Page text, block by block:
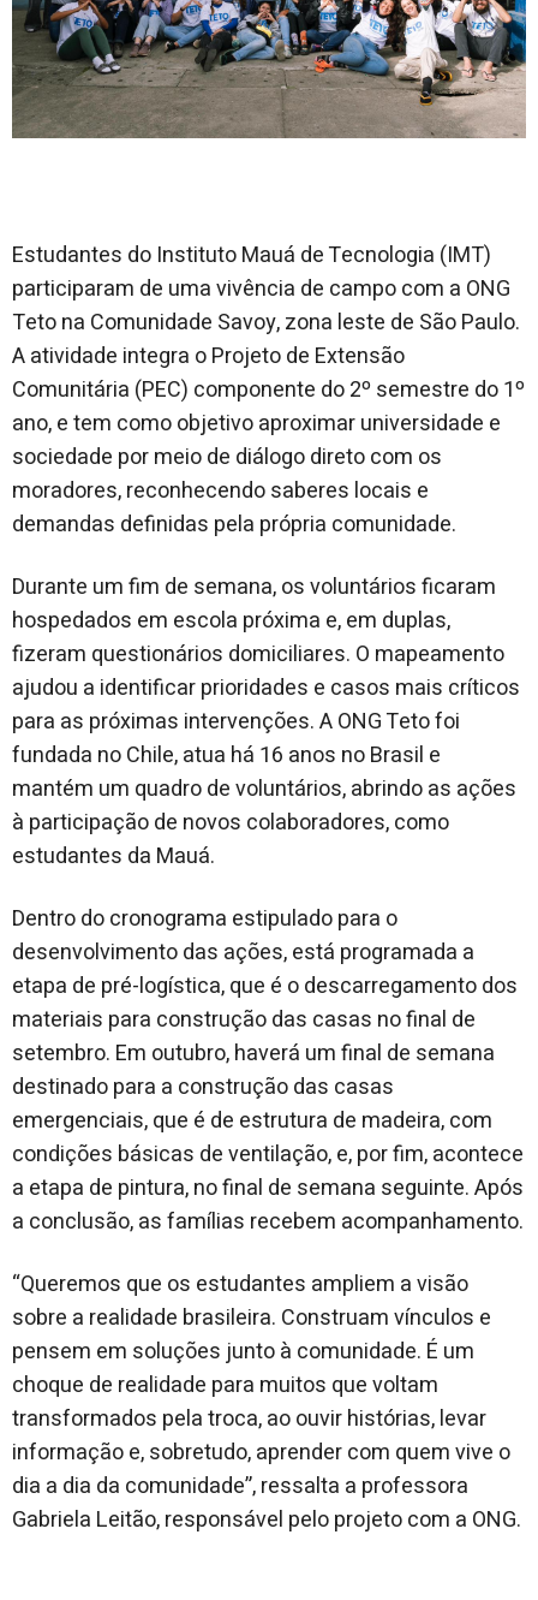
Estudantes do Instituto Mauá de Tecnologia (IMT)
participaram de uma vivência de campo com a ONG
Teto na Comunidade Savoy, zona leste de São Paulo.
A atividade integra o Projeto de Extensão
Comunitária (PEC) componente do 2º semestre do 1º
ano, e tem como objetivo aproximar universidade e
sociedade por meio de diálogo direto com os
moradores, reconhecendo saberes locais e
demandas definidas pela própria comunidade.
Durante um fim de semana, os voluntários ficaram
hospedados em escola próxima e, em duplas,
fizeram questionários domiciliares. O mapeamento
ajudou a identificar prioridades e casos mais críticos
para as próximas intervenções. A ONG Teto foi
fundada no Chile, atua há 16 anos no Brasil e
mantém um quadro de voluntários, abrindo as ações
à participação de novos colaboradores, como
estudantes da Mauá.
Dentro do cronograma estipulado para o
desenvolvimento das ações, está programada a
etapa de pré-logística, que é o descarregamento dos
materiais para construção das casas no final de
setembro. Em outubro, haverá um final de semana
destinado para a construção das casas
emergenciais, que é de estrutura de madeira, com
condições básicas de ventilação, e, por fim, acontece
a etapa de pintura, no final de semana seguinte. Após
a conclusão, as famílias recebem acompanhamento.
“Queremos que os estudantes ampliem a visão
sobre a realidade brasileira. Construam vínculos e
pensem em soluções junto à comunidade. É um
choque de realidade para muitos que voltam
transformados pela troca, ao ouvir histórias, levar
informação e, sobretudo, aprender com quem vive o
dia a dia da comunidade”, ressalta a professora
Gabriela Leitão, responsável pelo projeto com a ONG.